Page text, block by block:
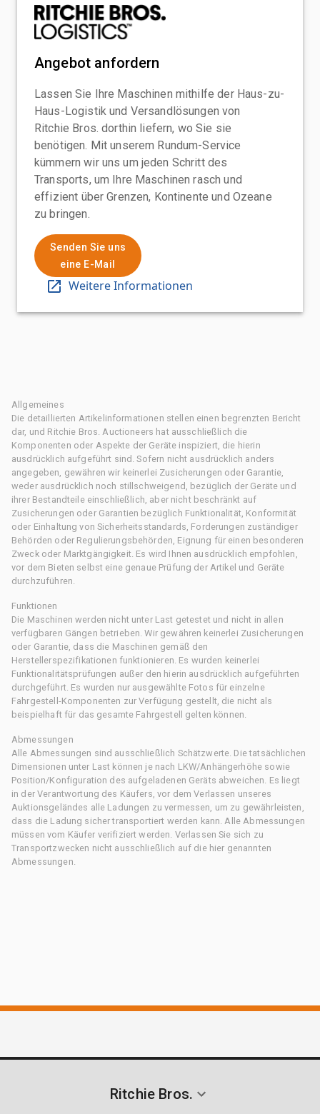
Angebot anfordern
Lassen Sie Ihre Maschinen mithilfe der Haus-zu-
Haus-Logistik und Versandlösungen von
Ritchie Bros. dorthin liefern, wo Sie sie
benötigen. Mit unserem Rundum-Service
kümmern wir uns um jeden Schritt des
Transports, um Ihre Maschinen rasch und
effizient über Grenzen, Kontinente und Ozeane
zu bringen.
Senden Sie uns
eine E-Mail
Weitere Informationen
Allgemeines
Die detaillierten Artikelinformationen stellen einen begrenzten Bericht
dar, und Ritchie Bros. Auctioneers hat ausschließlich die
Komponenten oder Aspekte der Geräte inspiziert, die hierin
ausdrücklich aufgeführt sind. Sofern nicht ausdrücklich anders
angegeben, gewähren wir keinerlei Zusicherungen oder Garantie,
weder ausdrücklich noch stillschweigend, bezüglich der Geräte und
ihrer Bestandteile einschließlich, aber nicht beschränkt auf
Zusicherungen oder Garantien bezüglich Funktionalität, Konformität
oder Einhaltung von Sicherheitsstandards, Forderungen zuständiger
Behörden oder Regulierungsbehörden, Eignung für einen besonderen
Zweck oder Marktgängigkeit. Es wird Ihnen ausdrücklich empfohlen,
vor dem Bieten selbst eine genaue Prüfung der Artikel und Geräte
durchzuführen.
Funktionen
Die Maschinen werden nicht unter Last getestet und nicht in allen
verfügbaren Gängen betrieben. Wir gewähren keinerlei Zusicherungen
oder Garantie, dass die Maschinen gemäß den
Herstellerspezifikationen funktionieren. Es wurden keinerlei
Funktionalitätsprüfungen außer den hierin ausdrücklich aufgeführten
durchgeführt. Es wurden nur ausgewählte Fotos für einzelne
Fahrgestell-Komponenten zur Verfügung gestellt, die nicht als
beispielhaft für das gesamte Fahrgestell gelten können.
Abmessungen
Alle Abmessungen sind ausschließlich Schätzwerte. Die tatsächlichen
Dimensionen unter Last können je nach LKW/Anhängerhöhe sowie
Position/Konfiguration des aufgeladenen Geräts abweichen. Es liegt
in der Verantwortung des Käufers, vor dem Verlassen unseres
Auktionsgeländes alle Ladungen zu vermessen, um zu gewährleisten,
dass die Ladung sicher transportiert werden kann. Alle Abmessungen
müssen vom Käufer verifiziert werden. Verlassen Sie sich zu
Transportzwecken nicht ausschließlich auf die hier genannten
Abmessungen.
Ritchie Bros.